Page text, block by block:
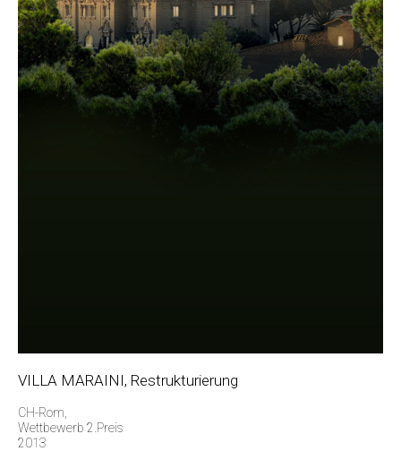
VILLA MARAINI, Restrukturierung
CH-Rom,
Wettbewerb 2.Preis
2013